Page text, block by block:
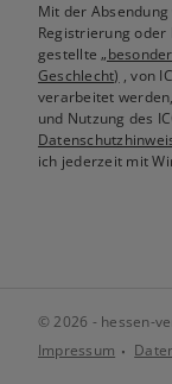
Mit der
Registrierung oder
gestellte
Geschlecht) , von
verarbeitet
und Nutzung des
ich jederzeit mit
© 2026 - hessen-
Impressum